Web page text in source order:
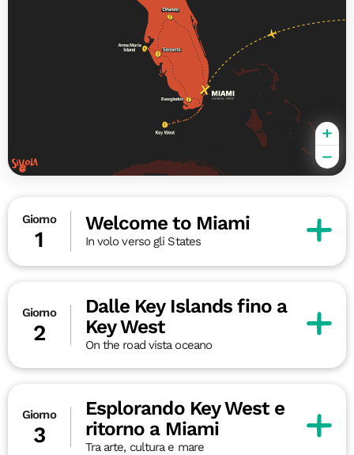
Giorno
1
Welcome to Miami
In volo verso gli States
Giorno
2
Dalle Key Islands fino a
Key West
On the road vista oceano
Giorno
3
Esplorando Key West e
ritorno a Miami
Tra arte, cultura e mare